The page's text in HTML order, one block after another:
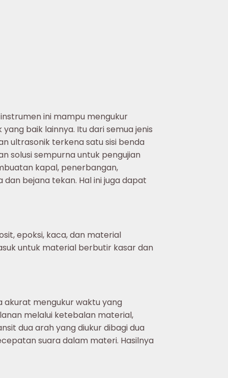
ini mampu mengukur
baik lainnya. Itu dari semua jenis
ultrasonik terkena satu sisi benda
solusi sempurna untuk pengujian
kapal, penerbangan,
bejana tekan. Hal ini juga dapat
epoksi, kaca, dan material
untuk material berbutir kasar dan
akurat mengukur waktu yang
melalui ketebalan material,
dua arah yang diukur dibagi dua
suara dalam materi. Hasilnya